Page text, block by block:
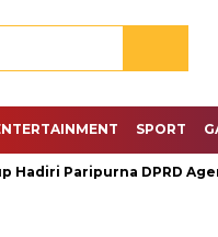
SPORT
Paripurna DPRD